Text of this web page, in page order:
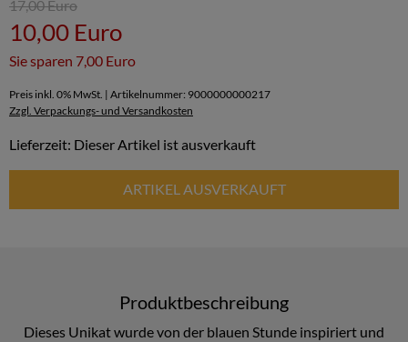
17,00 Euro
10,00 Euro
Sie sparen 7,00 Euro
Preis inkl. 0% MwSt. | Artikelnummer: 9000000000217
Zzgl. Verpackungs- und Versandkosten
Lieferzeit: Dieser Artikel ist ausverkauft
ARTIKEL AUSVERKAUFT
Produktbeschreibung
Dieses Unikat wurde von der blauen Stunde inspiriert und